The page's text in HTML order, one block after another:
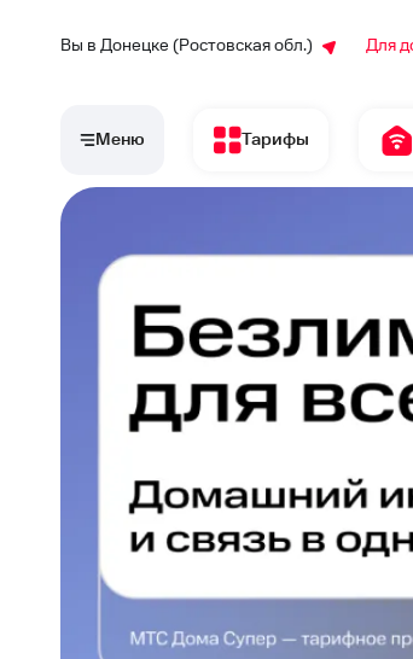
Вы в Донецке (Ростовская обл.) Для
Меню Тарифы